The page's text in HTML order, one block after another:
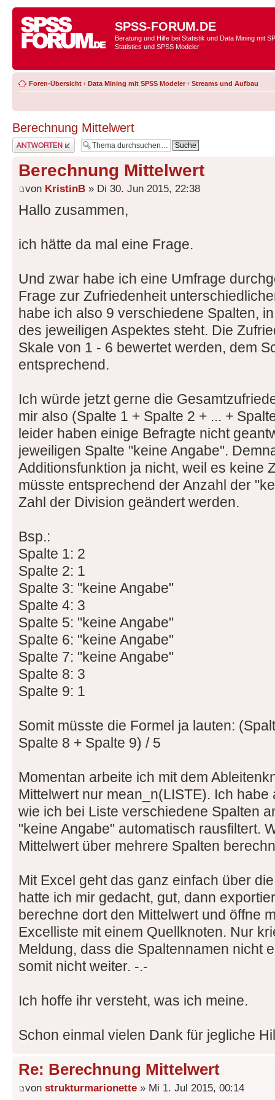
SPSS-FORUM.DE
Beratung und Hilfe bei Statistik und Data Mining mit
Statistics und SPSS Modeler
Foren-Übersicht ‹ Data Mining mit SPSS Modeler ‹ Streams und Aufbau
Berechnung Mittelwert
Antwort erstellen
Berechnung Mittelwert
von KristinB » Di 30. Jun 2015, 22:38
Hallo zusammen,
ich hätte da mal eine Frage.
Und zwar habe ich eine Umfrage
Frage zur Zufriedenheit
habe ich also 9 verschiedene Spalten,
des jeweiligen Aspektes steht. Die
Skale von 1 - 6 bewertet werden, dem
entsprechend.
Ich würde jetzt gerne die
mir also (Spalte 1 + Spalte 2 + ... +
leider haben einige Befragte nicht
jeweiligen Spalte "keine Angabe".
Additionsfunktion ja nicht, weil es keine
müsste entsprechend der Anzahl der
Zahl der Division geändert werden.
Bsp.:
Spalte 1: 2
Spalte 2: 1
Spalte 3: "keine Angabe"
Spalte 4: 3
Spalte 5: "keine Angabe"
Spalte 6: "keine Angabe"
Spalte 7: "keine Angabe"
Spalte 8: 3
Spalte 9: 1
Somit müsste die Formel ja lauten:
Spalte 8 + Spalte 9) / 5
Momentan arbeite ich mit dem
Mittelwert nur mean_n(LISTE). Ich
wie ich bei Liste verschiedene Spalten
"keine Angabe" automatisch rausfiltert.
Mittelwert über mehrere Spalten
Mit Excel geht das ganz einfach über
hatte ich mir gedacht, gut, dann
berechne dort den Mittelwert und öffne
Excelliste mit einem Quellknoten. Nur
Meldung, dass die Spaltennamen nicht
somit nicht weiter. -.-
Ich hoffe ihr versteht, was ich meine.
Schon einmal vielen Dank für jegliche
Re: Berechnung Mittelwert
von strukturmarionette » Mi 1. Jul 2015, 00:14